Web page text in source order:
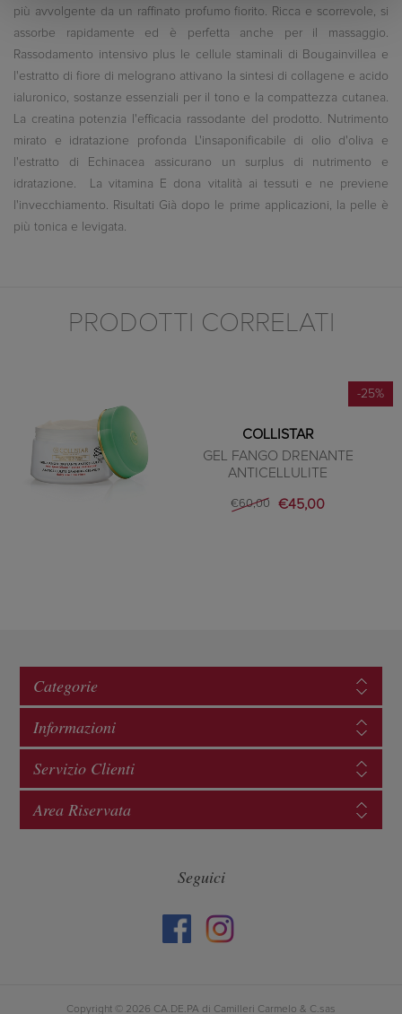
più avvolgente da un raffinato profumo fiorito. Ricca e scorrevole, si
assorbe rapidamente ed è perfetta anche per il massaggio.
Rassodamento intensivo plus le cellule staminali di Bougainvillea e
l'estratto di fiore di melograno attivano la sintesi di collagene e acido
ialuronico, sostanze essenziali per il tono e la compattezza cutanea.
La creatina potenzia l'efficacia rassodante del prodotto. Nutrimento
mirato e idratazione profonda L'insaponificabile di olio d'oliva e
l'estratto di Echinacea assicurano un surplus di nutrimento e
idratazione. La vitamina E dona vitalità ai tessuti e ne previene
l'invecchiamento. Risultati Già dopo le prime applicazioni, la pelle è
più tonica e levigata.
PRODOTTI CORRELATI
-25%
COLLISTAR
GEL FANGO DRENANTE
ANTICELLULITE
€60,00 €45,00
Categorie
Informazioni
Servizio Clienti
Area Riservata
Seguici
Copyright © 2026 CA.DE.PA di Camilleri Carmelo & C.sas